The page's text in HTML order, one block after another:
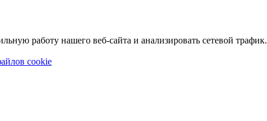
работу нашего веб-сайта и анализировать сетевой трафик.
cookie